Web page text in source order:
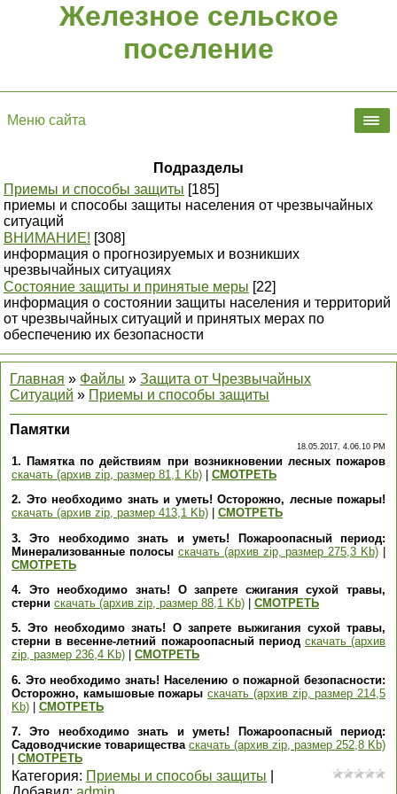
Железное сельское
поселение
Меню сайта
Подразделы
Приемы и способы защиты [185]
приемы и способы защиты населения от чрезвычайных
ситуаций
ВНИМАНИЕ! [308]
информация о прогнозируемых и возникших
чрезвычайных ситуациях
Состояние защиты и принятые меры [22]
информация о состоянии защиты населения и территорий
от чрезвычайных ситуаций и принятых мерах по
обеспечению их безопасности
Главная » Файлы » Защита от Чрезвычайных
Ситуаций » Приемы и способы защиты
Памятки
18.05.2017, 4.06.10 PM
1. Памятка по действиям при возникновении лесных пожаров
скачать (архив zip, размер 81,1 Kb)
СМОТРЕТЬ
2. Это необходимо знать и уметь! Осторожно, лесные пожары!
скачать (архив zip, размер 413,1 Kb)
СМОТРЕТЬ
3. Это необходимо знать и уметь! Пожароопасный период:
Минерализованные полосы скачать (архив zip, размер 275,3 Kb) |
СМОТРЕТЬ
4. Это необходимо знать! О запрете сжигания сухой травы,
стерни скачать (архив zip, размер 88,1 Kb)
СМОТРЕТЬ
5. Это необходимо знать! О запрете выжигания сухой травы,
стерни в весенне-летний пожароопасный период скачать (архив
zip, размер 236,4 Kb)
СМОТРЕТЬ
6. Это необходимо знать! Населению о пожарной безопасности:
Осторожно, камышовые пожары скачать (архив zip, размер 214,5
Kb) | СМОТРЕТЬ
7. Это необходимо знать и уметь! Пожароопасный период:
Садоводчиские товарищества скачать (архив zip, размер 252,8 Kb)
СМОТРЕТЬ
Категория: Приемы и способы защиты